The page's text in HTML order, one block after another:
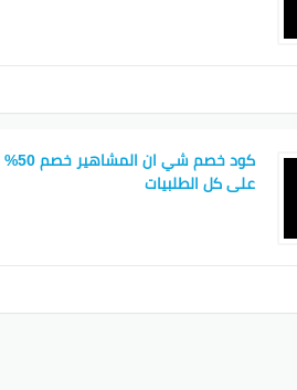
كود خصم شي ان المشاهير خصم 50%
على كل الطلبيات